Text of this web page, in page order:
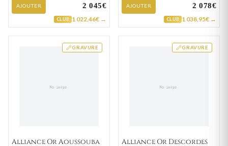
AJOUTER 2 045€
CLUB 1 022,46€ →
AJOUTER 2 078€
CLUB 1 038,95€ →
GRAVURE
Alliance Or Aoussouba
GRAVURE
Alliance Or Descordes